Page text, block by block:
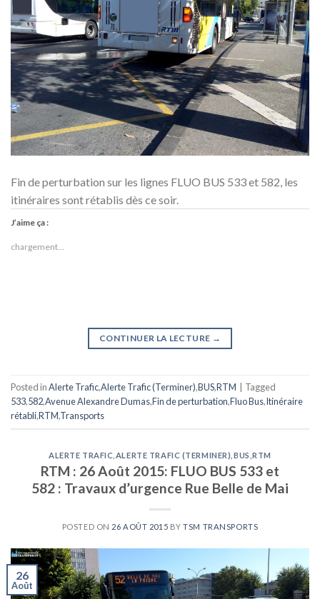
Fin de perturbation sur les lignes FLUO BUS 533 et 582, les
itinéraires sont rétablis dès ce soir.
J’aime ça :
chargement…
CONTINUER LA LECTURE →
Posted inAlerte Trafic,Alerte Trafic (Terminer),BUS,RTM
Tagged
533,582,Avenue Alexandre Dumas,Fin de perturbation,Fluo Bus,Itinéraire
rétabli,RTM,Transports
ALERTE TRAFIC ALERTE TRAFIC (TERMINER) BUS ,RTM
RTM : 26 Août 2015: FLUO BUS 533 et
582 : Travaux d’urgence Rue Belle de Mai
POSTED ON 26 AOÛT 2015 BYTSM TRANSPORTS
26
Août